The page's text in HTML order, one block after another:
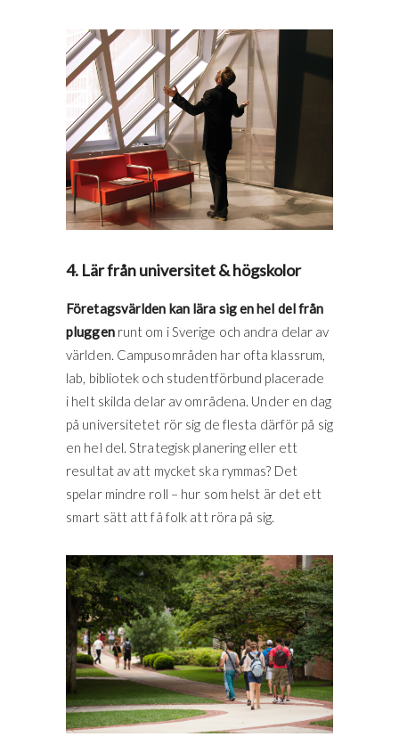
4. Lär från universitet & högskolor
Företagsvärlden kan lära sig en hel del från
pluggenrunt om i Sverige och andra delar av
världen. Campusområden har ofta klassrum,
lab, bibliotek och studentförbund placerade
i helt skilda delar av områdena. Under en dag
på universitetet rör sig de flesta därför på sig
en hel del. Strategisk planering eller ett
resultat av att mycket ska rymmas? Det
spelar mindre roll – hur som helst är det ett
smart sätt att få folk att röra på sig.